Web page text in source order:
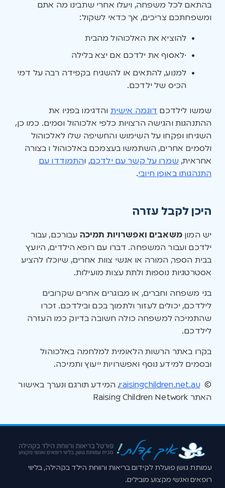
בהתאם לכל משפחה, ויעלו אחרי שתבינו מה אתם
ומשפחתכם צריכים, אך כדאי לשקול:
להוציא את האלכוהול מהבית
·לאסוף את ילדכם אם יצא בלילה
למנוע, להתאים או להשגיח בקפידה רבה על דמי
הכיס של ילדכם.
שמשו לילדכם דוגמה אישית והדגימו בפניו את
ההתנהגות והגישה הרצויות כלפי אלכוהול וסמים. כמו כן,
השגיחו ופקחו על השימוש והחשיפה שלו לאלכוהול
ולסמים אחרים, השתמשו בעצמכם באלכוהול ו בצורה
אחראית, שמרו על קשר עם ילדכם, והתמודדו עם
התנהגותו באופן חיובי.
היכן לקבל עזרה
יש המוןמשאבים ואפשרויות תמיכה עבורכם, עבור
ילדכם ועבור המשפחה. דברו עם רופא הילדים, היועץ
בבית הספר, המורה או אנשי צוות אחרים, שיוכלו להציע
אסטרטגיות נוספות ולתת עצות מועילות.
בני משפחה וחברים, או מבוגרים אחרים שקרובים
לילדכם, יכולים לעזור ולתמוך בכם ובילדכם. זכרו
שהתמיכה למשפחה כולה חשובה בדיוק כמו העזרה
לילדכם.
בקרו באתר הרשות הלאומית למלחמה באלכוהול
ובסמים למידע נוסף ואפשרויות ייעוץ ותמיכה.
©
raisingchildren.net.au, המידע תורגם ונערך באישור
האתר Raising Children Network
עמותת גושן פועלת לקידום בריאות ורווחת הילד בקהילה, בליווי
רופאים ואנשי מקצוע מובילים.